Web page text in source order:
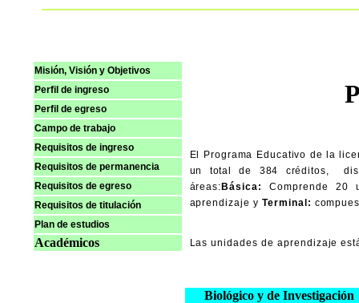
Misión, Visión y Objetivos
Perfil de ingreso
Perfil de egreso
Campo de trabajo
Requisitos de ingreso
Requisitos de permanencia
Requisitos de egreso
Requisitos de titulación
Plan de estudios
Académicos
El Programa Educativo de la
un total de 384 créditos,
áreas: Básica:
Comprende 20
aprendizaje y Terminal:
Las unidades de aprendizaje
Biológico y de Investigación